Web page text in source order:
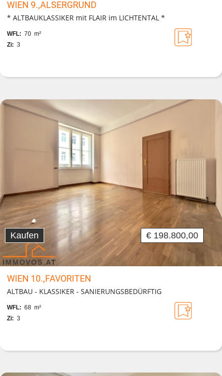
WIEN 9.,ALSERGRUND
* ALTBAUKLASSIKER mit FLAIR im LICHTENTAL *
WFL: 70 m²
Zi: 3
Kaufen € 198.800,00
WIEN 10.,FAVORITEN
ALTBAU - KLASSIKER - SANIERUNGSBEDÜRFTIG
WFL: 68 m²
Zi: 3